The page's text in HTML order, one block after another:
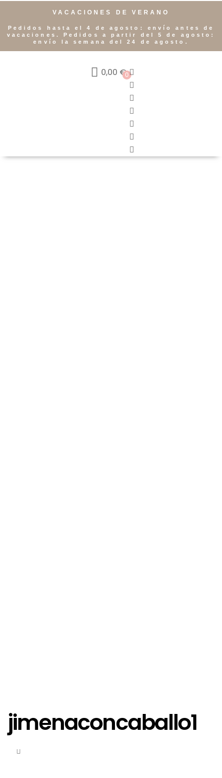
VACACIONES DE VERANO
Pedidos hasta el 4 de agosto: envío antes de
vacaciones. Pedidos a partir del 5 de agosto:
envío la semana del 24 de agosto.
0,00 €0
jimenaconcaballo1